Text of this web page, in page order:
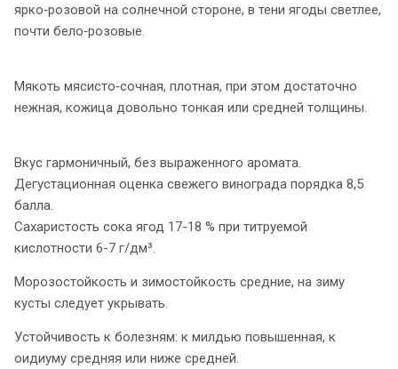
ярко‑розовой на солнечной стороне, в тени ягоды светлее,
почти бело‑розовые.
Мякоть мясисто‑сочная, плотная, при этом достаточно
нежная, кожица довольно тонкая или средней толщины.
Вкус гармоничный, без выраженного аромата.
Дегустационная оценка свежего винограда порядка 8,5
балла.
Сахаристость сока ягод 17-18 % при титруемой
кислотности 6-7 г/дм³.
Морозостойкость и зимостойкость средние, на зиму
кусты следует укрывать.
Устойчивость к болезням: к милдью повышенная, к
оидиуму средняя или ниже средней.